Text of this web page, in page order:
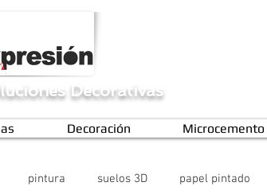
Decorativas
Decoración Microcemento
pintura suelos 3D papel pintado